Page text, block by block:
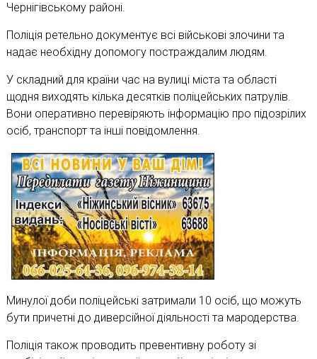
Чернігівському районі.
Поліція ретельно документує всі військові злочини та
надає необхідну допомогу постраждалим людям.
У складний для країни час на вулиці міста та області
щодня виходять кілька десятків поліцейських патрулів.
Вони оперативно перевіряють інформацію про підозрілих
осіб, транспорт та інші повідомлення.
Минулої доби поліцейські затримали 10 осіб, що можуть
бути причетні до диверсійної діяльності та мародерства.
Поліція також проводить превентивну роботу зі